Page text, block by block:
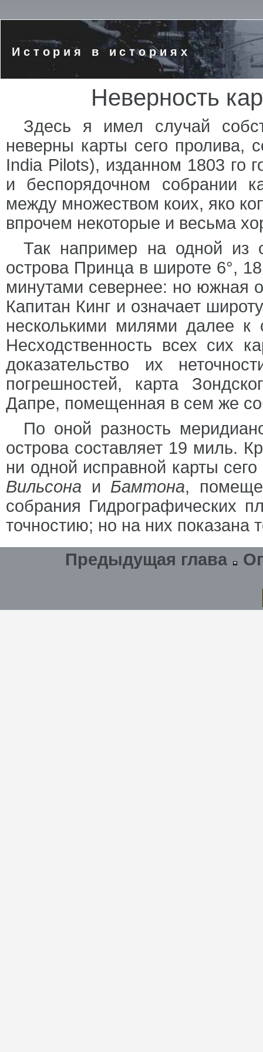
История в историях
Неверность
Здесь я имел случай
неверны карты сего пролива,
India Pilots), изданном 1803 го
и беспорядочном собрании
между множеством коих, яко
впрочем некоторые и весьма
Так например на одной из
острова Принца в широте 6°,
минутами севернее: но южная
Капитан Кинг и означает
несколькими милями далее к
Несходственность всех сих
доказательство их
погрешностей, карта
Дапре, помещенная в сем же
По оной разность
острова составляет 19 миль.
ни одной исправной карты
Вильсона и Бамтона,
собрания Гидрографических
точностию; но на них показана
Предыдущая глава